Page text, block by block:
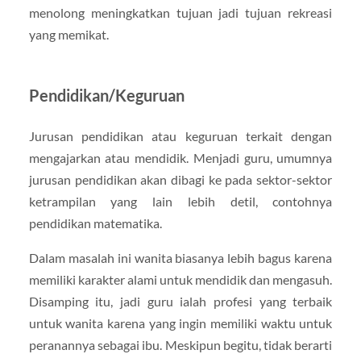
menolong meningkatkan tujuan jadi tujuan rekreasi
yang memikat.
Pendidikan/Keguruan
Jurusan pendidikan atau keguruan terkait dengan
mengajarkan atau mendidik. Menjadi guru, umumnya
jurusan pendidikan akan dibagi ke pada sektor-sektor
ketrampilan yang lain lebih detil, contohnya
pendidikan matematika.
Dalam masalah ini wanita biasanya lebih bagus karena
memiliki karakter alami untuk mendidik dan mengasuh.
Disamping itu, jadi guru ialah profesi yang terbaik
untuk wanita karena yang ingin memiliki waktu untuk
peranannya sebagai ibu. Meskipun begitu, tidak berarti